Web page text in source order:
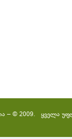
– © 2009. ყველა